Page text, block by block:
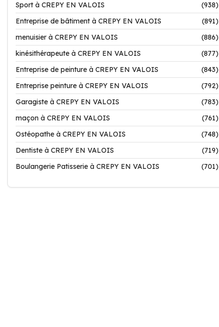
Sport à CREPY EN VALOIS
(938)
Entreprise de bâtiment à CREPY EN VALOIS
(891)
menuisier à CREPY EN VALOIS
(886)
kinésithérapeute à CREPY EN VALOIS
(877)
Entreprise de peinture à CREPY EN VALOIS
(843)
Entreprise peinture à CREPY EN VALOIS
(792)
Garagiste à CREPY EN VALOIS
(783)
maçon à CREPY EN VALOIS
(761)
Ostéopathe à CREPY EN VALOIS
(748)
Dentiste à CREPY EN VALOIS
(719)
Boulangerie Patisserie à CREPY EN VALOIS
(701)